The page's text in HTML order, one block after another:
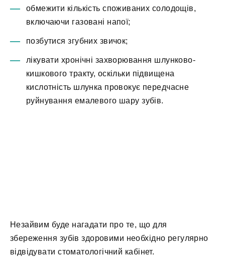
обмежити кількість споживаних солодощів,
включаючи газовані напої;
позбутися згубних звичок;
лікувати хронічні захворювання шлунково-
кишкового тракту, оскільки підвищена
кислотність шлунка провокує передчасне
руйнування емалевого шару зубів.
Незайвим буде нагадати про те, що для
збереження зубів здоровими необхідно регулярно
відвідувати стоматологічний кабінет.